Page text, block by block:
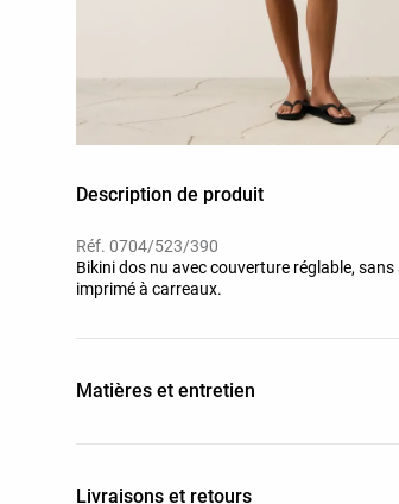
Description de produit
Réf. 0704/523/390
Bikini dos nu avec couverture réglable,
imprimé à carreaux.
Matières et entretien
Livraisons et retours